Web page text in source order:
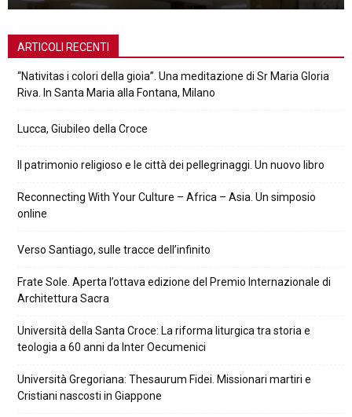
ARTICOLI RECENTI
“Nativitas i colori della gioia”. Una meditazione di Sr Maria Gloria
Riva. In Santa Maria alla Fontana, Milano
Lucca, Giubileo della Croce
Il patrimonio religioso e le città dei pellegrinaggi. Un nuovo libro
Reconnecting With Your Culture – Africa – Asia. Un simposio
online
Verso Santiago, sulle tracce dell’infinito
Frate Sole. Aperta l’ottava edizione del Premio Internazionale di
Architettura Sacra
Università della Santa Croce: La riforma liturgica tra storia e
teologia a 60 anni da Inter Oecumenici
Università Gregoriana: Thesaurum Fidei. Missionari martiri e
Cristiani nascosti in Giappone